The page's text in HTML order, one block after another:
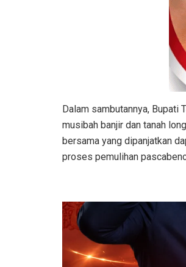
Dalam sambutannya, Bupati
musibah banjir dan tanah
bersama yang dipanjatkan
proses pemulihan